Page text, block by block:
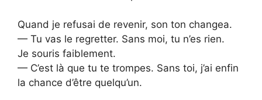
Quand je refusai de revenir, son ton changea.
— Tu vas le regretter. Sans moi, tu n’es rien.
Je souris faiblement.
— C’est là que tu te trompes. Sans toi, j’ai enfin
la chance d’être quelqu’un.